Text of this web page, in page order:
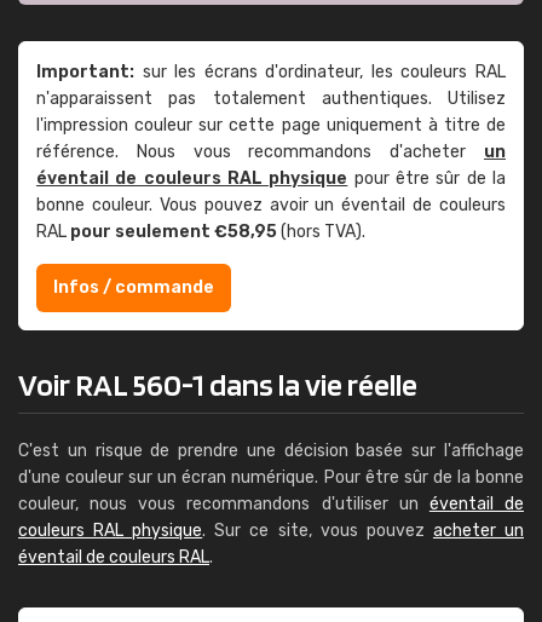
Important: sur les écrans d'ordinateur, les couleurs RAL
n'apparaissent pas totalement authentiques. Utilisez
l'impression couleur sur cette page uniquement à titre de
référence. Nous vous recommandons d'acheter un
éventail de couleurs RAL physique pour être sûr de la
bonne couleur. Vous pouvez avoir un éventail de couleurs
RAL pour seulement €58,95(hors TVA).
Infos / commande
Voir RAL 560-1 dans la vie réelle
C'est un risque de prendre une décision basée sur l'affichage
d'une couleur sur un écran numérique. Pour être sûr de la bonne
couleur, nous vous recommandons d'utiliser un éventail de
couleurs RAL physique. Sur ce site, vous pouvez acheter un
éventail de couleurs RAL.